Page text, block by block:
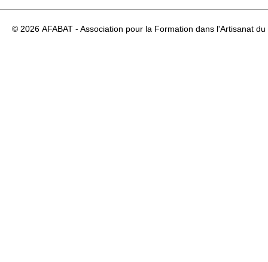
© 2026 AFABAT - Association pour la Formation dans l'Artisanat du